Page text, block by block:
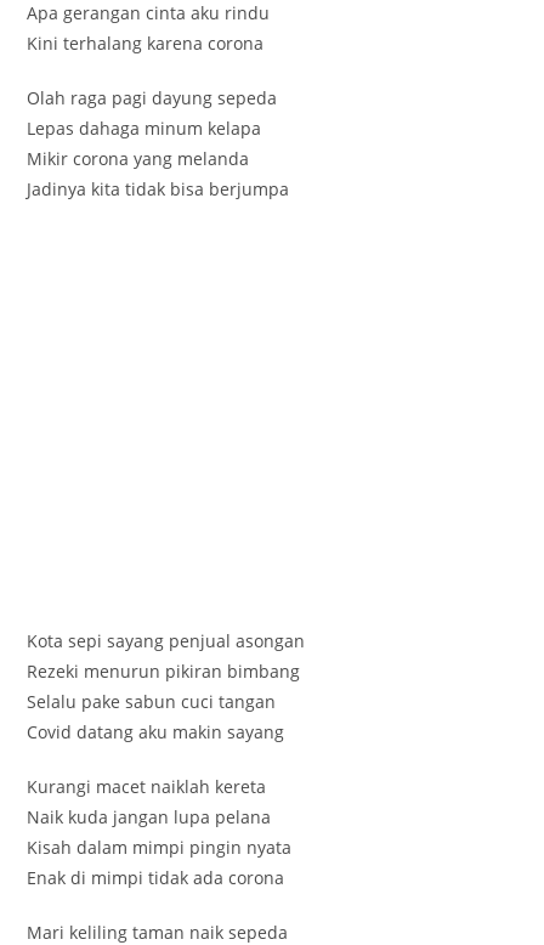
Apa gerangan cinta aku rindu
Kini terhalang karena corona
Olah raga pagi dayung sepeda
Lepas dahaga minum kelapa
Mikir corona yang melanda
Jadinya kita tidak bisa berjumpa
Kota sepi sayang penjual asongan
Rezeki menurun pikiran bimbang
Selalu pake sabun cuci tangan
Covid datang aku makin sayang
Kurangi macet naiklah kereta
Naik kuda jangan lupa pelana
Kisah dalam mimpi pingin nyata
Enak di mimpi tidak ada corona
Mari keliling taman naik sepeda